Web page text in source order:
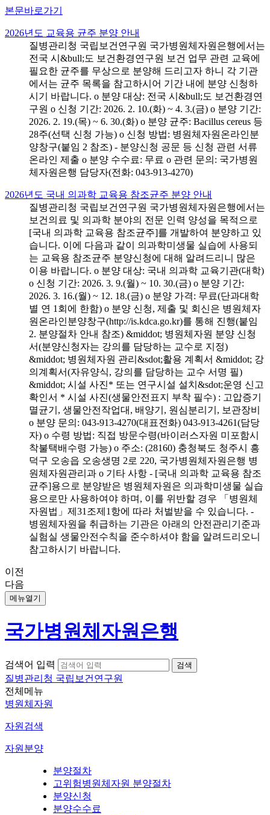
본문바로가기
2026년도 교육용 균주 분양 안내
질병관리청 국립보건연구원 국가병원체자원은행에서는
전국 시&bull;도 보건환경연구원 보건 업무 관련 교육에
필요한 균주를 무상으로 분양해 드리고자 하니 각 기관
에서는 균주 목록을 참고하시어 기간 내에 분양 신청하
시기 바랍니다. o 분양 대상: 전국 시&bull;도 보건환경연
구원 o 신청 기간: 2026. 2. 10.(화) ~ 4. 3.(금) o 분양 기간:
2026. 2. 19.(목) ~ 6. 30.(화) o 분양 균주: Bacillus cereus 등
28주(선택 신청 가능) o 신청 방법: 병원체자원온라인분
양창구(붙임 2 참조) - 분양신청 공문 등 신청 관련 서류
온라인 제출 o 분양 수수료: 무료 o 관련 문의: 국가병원
체자원은행 담당자(전화: 043-913-4270)
2026년도 국내 의과학 교육용 참조균주 분양 안내
질병관리청 국립보건연구원 국가병원체자원은행에서는
보건의료 및 의과학 분야의 전문 인력 양성을 목적으로
[국내 의과학 교육용 참조균주]를 개발하여 분양하고 있
습니다. 이에 다음과 같이 의과학미생물 실습에 사용되
는 교육용 참조균주 분양신청에 대해 알려드리니 많은
이용 바랍니다. o 분양 대상: 국내 의과학 교육기관(대학)
o 신청 기간: 2026. 3. 9.(월) ~ 10. 30.(금) o 분양 기간:
2026. 3. 16.(월) ~ 12. 18.(금) o 분양 가격: 무료(단과대학
별 연 1회에 한함) o 분양 신청, 제출 및 회신은 병원체자
원온라인분양창구(http://is.kdca.go.kr)를 통해 진행(붙임
2. 분양절차 안내 참조) &middot; 병원체자원 분양 신청
서(분양신청자는 강의를 담당하는 교수로 지정)
&middot; 병원체자원 관리&sdot;활용 계획서 &middot; 강
의계획서(자유양식, 강의를 담당하는 교수 서명 필)
&middot; 시설 사진* 또는 연구시설 설치&sdot;운영 신고
확인서 * 시설 사진(생물안전표지 부착 필수) : 고압증기
멸균기, 생물안전작업대, 배양기, 원심분리기, 보관장비
o 분양 문의: 043-913-4270(대표전화) 043-913-4261(담당
자) o 수령 방법: 직접 방문수령(바이러스자원 미포함시
착불택배수령 가능) o 주소: (28160) 충청북도 청주시 흥
덕구 오송읍 오송생명 2로 220, 국가병원체자원은행 병
원체자원관리과 o 기타 사항 - [국내 의과학 교육용 참조
균주]용으로 분양받은 병원체자원은 의과학미생물 실습
용으로만 사용하여야 하며, 이를 위반할 경우 「병원체
자원법」제31조제1항에 따라 처벌받을 수 있습니다. -
병원체자원을 취급하는 기관은 아래의 안전관리기준과
실험실 생물안전수칙을 준수하셔야 함을 알려드리오니
참고하시기 바랍니다.
이전
다음
메뉴열기
국가병원체자원은행
검색어 입력
질병관리청 국립보건연구원
전체메뉴
병원체자원
자원검색
자원분양
분양절차
고위험병원체자원 분양절차
분양신청
분양수수료